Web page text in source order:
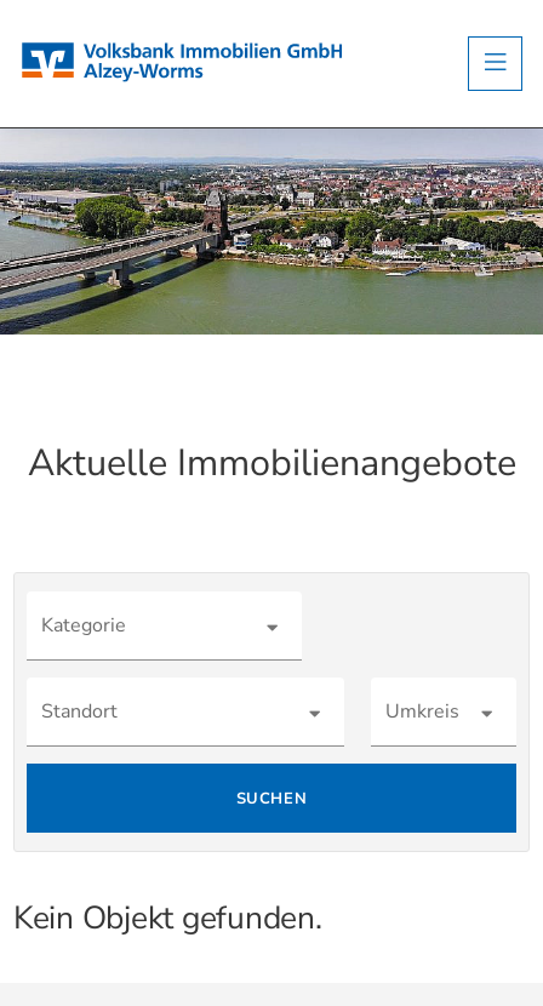
Aktuelle Immobilienangebote
Kategorie
Standort Umkreis
SUCHEN
Kein Objekt gefunden.